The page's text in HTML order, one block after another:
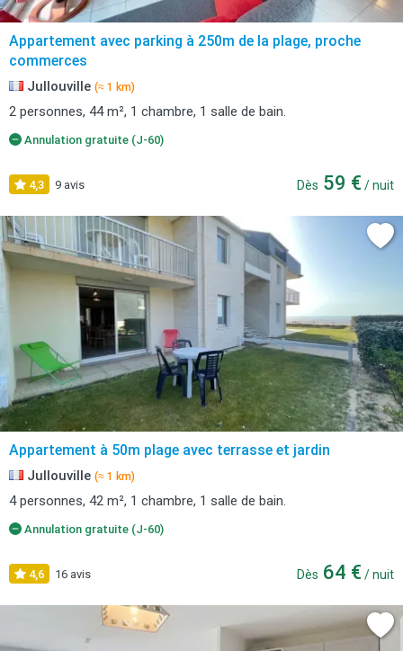
Appartement avec parking à 250m de la plage, proche
commerces
Jullouville (≈ 1 km)
2 personnes, 44 m², 1 chambre, 1 salle de bain.
Annulation gratuite (J-60)
4,3 9 avis Dès 59 € / nuit
Appartement à 50m plage avec terrasse et jardin
Jullouville (≈ 1 km)
4 personnes, 42 m², 1 chambre, 1 salle de bain.
Annulation gratuite (J-60)
4,6 16 avis Dès 64 € / nuit